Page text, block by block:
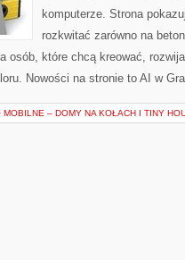
komputerze. Strona
rozkwitać zarówno na
osób, które chcą kreować,
Nowości na stronie to AI w
MOBILNE – DOMY NA KOŁACH I TINY